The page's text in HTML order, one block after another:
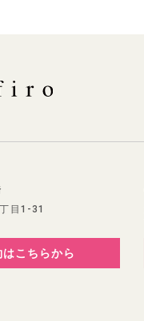
目1-31
はこちらから